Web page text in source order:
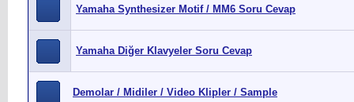
Yamaha Synthesizer Motif / MM6 Soru Cevap
Yamaha Diğer Klavyeler Soru Cevap
Demolar / Midiler / Video Klipler / Sample